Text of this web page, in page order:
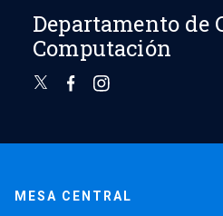
Departamento de
Computación
MESA CENTRAL